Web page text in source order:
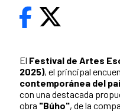
El Festival de Artes
2025), el principal
contemporánea del
con una destacada
obra "Búho", de la